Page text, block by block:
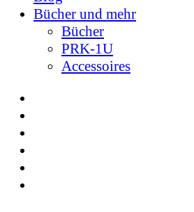
Bücher und mehr
Bücher
PRK-1U
Accessoires